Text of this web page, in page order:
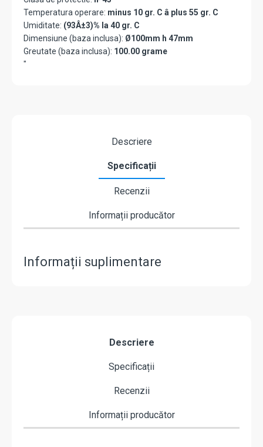
Temperatura operare: minus 10 gr. C â plus 55 gr. C
Umiditate: (93Â±3)% la 40 gr. C
Dimensiune (baza inclusa): Ø100mm h 47mm
Greutate (baza inclusa): 100.00 grame
"
Descriere
Specificații
Recenzii
Informații producător
Informații suplimentare
Descriere
Specificații
Recenzii
Informații producător